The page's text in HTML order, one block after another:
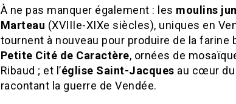
À ne pas manquer également : les moulins
Marteau (XVIIIe-XIXe siècles), uniques en
tournent à nouveau pour produire de la farine
Petite Cité de Caractère, ornées de
Ribaud ; et l’église Saint-Jacques au cœur du
racontant la guerre de Vendée.